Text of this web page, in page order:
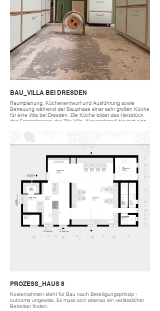
BAU_VILLA BEI DRESDEN
Raumplanung, Küchenentwurf und Ausführung sowie
Betreuung während der Bauphase einer sehr großen Küche
für eine Villa bei Dresden. Die Küche bildet das Herzstück
des Ergeschosses der Zille-Villa. Konzeptionell bewegt sich
bietet die Küche mit einer zentralen Insel zum gemeinsamen
Arbeiten mehr als reichlich Lagermöglichkeiten. Die Fronten
sind sind in pistazienfabrigen Linoleum ausgeführt und
werden durch eine 15mm umlaufende Eichenleiste gefasst.
Messingfarbene Griffe und das liebevoll in einem
Fliesenspiegel eingefasstes Keramik-Spülbecken
kombinieren modernes Küchendesign mit der Verspieltheit
der Eigentümer
Space planning, kitchen design and execution as well as
support during the construction phase of a very large
kitchen for a villa near Dresden. The kitchen is the heart of
the ground floor of the Zille Villa. Conceptually, the style is in
the modern country house style. With its 29 drawers, the
kitchen offers more than plenty of storage options with a
central island for working together. The fronts are made of
pistachio-colored linoleum and are framed by a 15mm all-
round oak strip. Brass-colored handles and the ceramic sink
lovingly framed in a tile backsplash combine modern kitchen
located near Dresden
cost 35k exl. devices
PROZESS_HAUS 8
Kostenrahmen steht für Bau nach Beteiligungsprinzip -
outcome ungewiss. Es muss sich ebenso ein verlässlicher
Betreiber finden.